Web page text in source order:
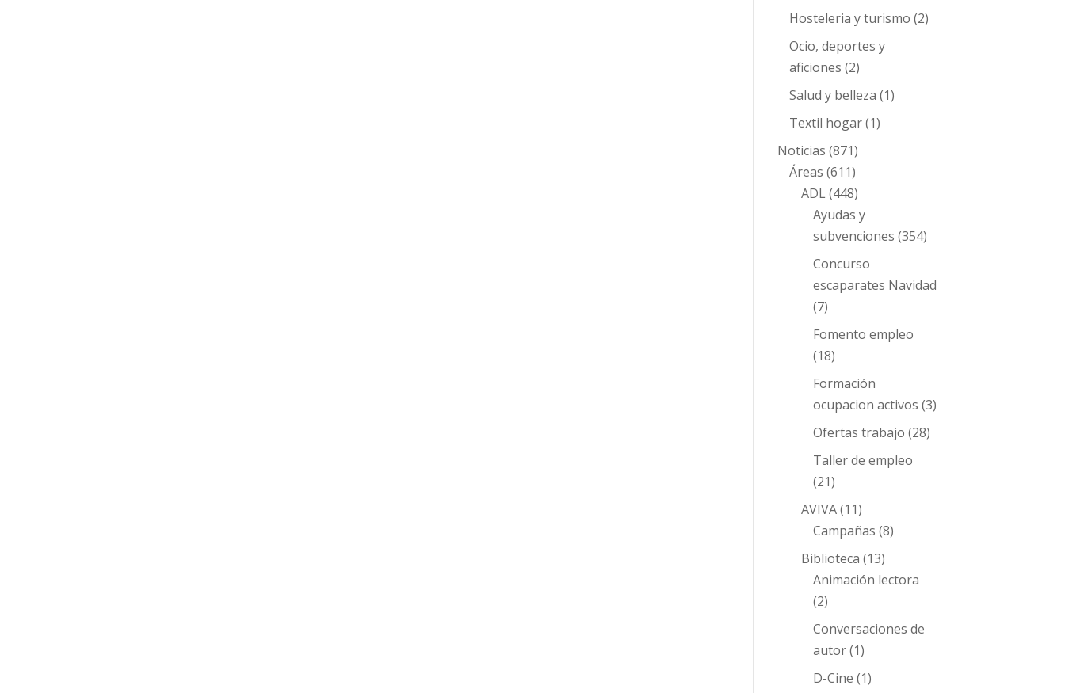
Hosteleria y turismo (2)
Ocio, deportes y
aficiones (2)
Salud y belleza (1)
Textil hogar(1)
Noticias (871)
Áreas (611)
ADL(448)
Ayudas y
subvenciones (354)
Concurso
escaparates Navidad
(7)
Fomento empleo
(18)
Formación
ocupacion activos (3)
Ofertas trabajo (28)
Taller de empleo
(21)
AVIVA(11)
Campañas (8)
Biblioteca (13)
Animación lectora
(2)
Conversaciones de
autor(1)
D-Cine (1)